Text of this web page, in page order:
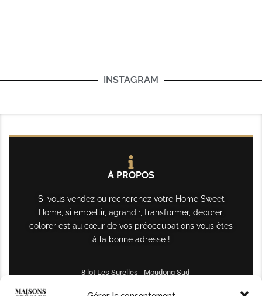
INSTAGRAM
À PROPOS
Si vous vendez ou recherchez votre Home Sweet
Home, si embellir, agrandir, transformer, décorer,
colorer est au cœur de vos préoccupations vous êtes
à la bonne adresse !
8 lot Les Surelles - Moudong Sud -